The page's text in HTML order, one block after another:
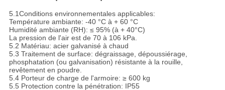
5.1Conditions environnementales applicables:
Température ambiante: -40 °C à + 60 °C
Humidité ambiante (RH): ≤ 95% (à + 40°C)
La pression de l'air est de 70 à 106 kPa.
5.2 Matériau: acier galvanisé à chaud
5.3 Traitement de surface: dégraissage, dépoussiérage,
phosphatation (ou galvanisation) résistante à la rouille,
revêtement en poudre.
5.4 Porteur de charge de l'armoire: ≥ 600 kg
5.5 Protection contre la pénétration: IP55